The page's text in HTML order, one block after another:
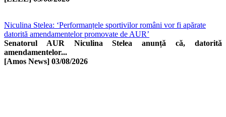
Niculina Stelea: ‘Performanțele sportivilor români vor fi apărate
datorită amendamentelor promovate de AUR’
Senatorul AUR Niculina Stelea anunță că, datorită
amendamentelor...
[Amos News] 03/08/2026